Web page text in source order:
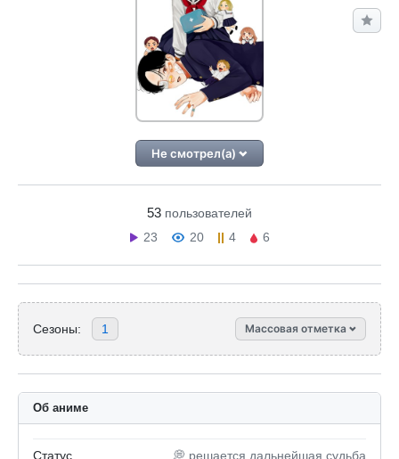
Не смотрел(а)
53 пользователей
23
20 4 6
Сезоны: 1 Массовая отметка
Об аниме
Статус 💭 решается дальнейшая судьба